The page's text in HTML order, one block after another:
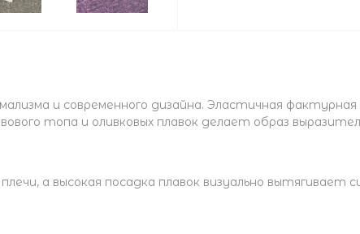
и современного дизайна. Эластичная
топа и оливковых плавок делает образ
а высокая посадка плавок визуально вытягивает